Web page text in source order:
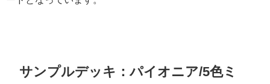
サンプルデッキ：パイオニア/5色ミ